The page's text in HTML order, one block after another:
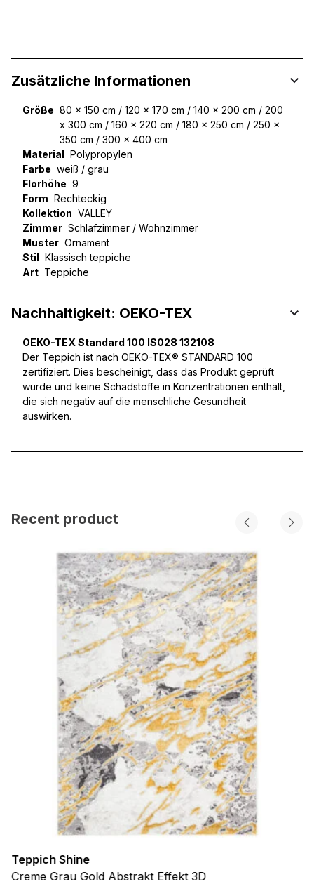
Zusätzliche Informationen
Größe 80 x 150 cm / 120 x 170 cm / 140 x 200 cm / 200
x 300 cm / 160 x 220 cm / 180 x 250 cm / 250 x
350 cm / 300 x 400 cm
Material Polypropylen
Farbe weiß / grau
Florhöhe 9
Form Rechteckig
Kollektion VALLEY
Zimmer Schlafzimmer / Wohnzimmer
Muster Ornament
Stil Klassisch teppiche
Art Teppiche
Nachhaltigkeit: OEKO-TEX
OEKO-TEX Standard 100 IS028 132108
Der Teppich ist nach OEKO-TEX® STANDARD 100
zertifiziert. Dies bescheinigt, dass das Produkt geprüft
wurde und keine Schadstoffe in Konzentrationen enthält,
die sich negativ auf die menschliche Gesundheit
auswirken.
Recent product
Teppich Shine
Creme Grau Gold Abstrakt Effekt 3D